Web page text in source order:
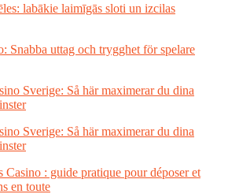
labākie laimīgās sloti un izcilas
Snabba uttag och trygghet för spelare
Sverige: Så här maximerar du dina
Sverige: Så här maximerar du dina
Casino : guide pratique pour déposer et
en toute